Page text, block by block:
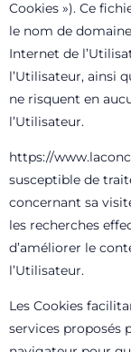
Cookies »). Ce
le nom de
Internet de
l’Utilisateur, ainsi
ne risquent en
l’Utilisateur.
https://
susceptible de
concernant sa
les recherches
d’améliorer le
l’Utilisateur.
Les Cookies
services proposés